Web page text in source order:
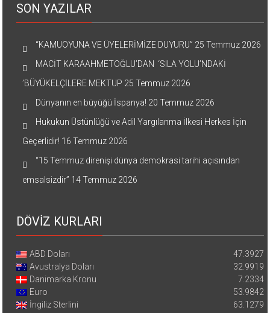
SON YAZILAR
“KAMUOYUNA VE ÜYELERİMİZE DUYURU” 25 Temmuz 2026
MACİT KARAAHMETOĞLU’DAN ‘SILA YOLU’NDAKİ
’BÜYÜKELÇİLERE MEKTUP 25 Temmuz 2026
Dünyanın en büyüğü İspanya! 20 Temmuz 2026
Hukukun Üstünlüğü ve Adil Yargılanma İlkesi Herkes İçin
Geçerlidir! 16 Temmuz 2026
“15 Temmuz direnişi dünya demokrasi tarihi açısından
emsalsizdir” 14 Temmuz 2026
DÖVİZ KURLARI
ABD Doları
47.3927
Avustralya Doları
32.9919
Danimarka Kronu
7.2334
Euro
53.9842
İngiliz Sterlini
63.1279